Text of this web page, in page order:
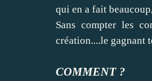
qui en a fait
Sans compter les
création....le gagnant
COMMENT ?